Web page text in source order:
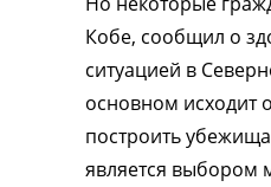
Кобе, сообщил о
ситуацией в
основном исходит
построить
является выбором